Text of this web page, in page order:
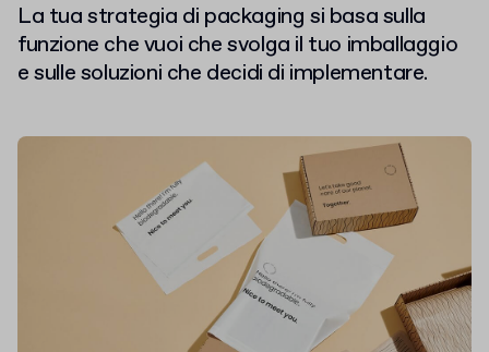
La tua strategia di packaging si basa sulla
funzione che vuoi che svolga il tuo imballaggio
e sulle soluzioni che decidi di implementare.